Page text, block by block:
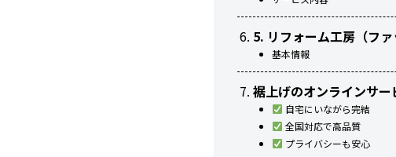
5. リフォーム工房（フ
基本情報
裾上げのオンラインサ
自宅にいながら完結
全国対応で高品質
プライバシーも安心